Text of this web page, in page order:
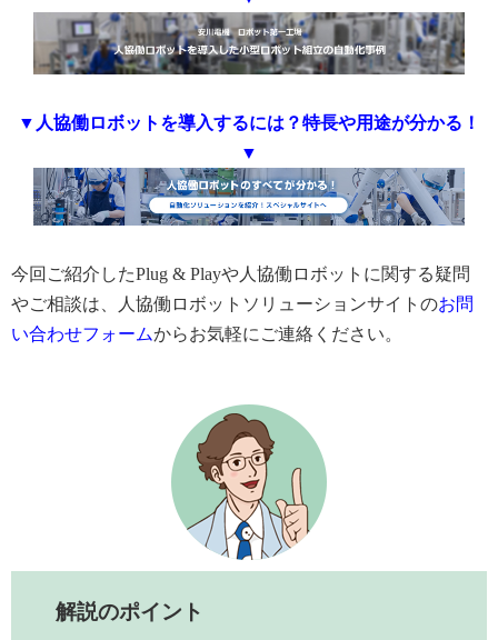
▼人協働ロボットを導入するには？特長や用途が分かる！
▼
今回ご紹介したPlug & Playや人協働ロボットに関する疑問
やご相談は、人協働ロボットソリューションサイトのお問
い合わせフォームからお気軽にご連絡ください。
解説のポイント